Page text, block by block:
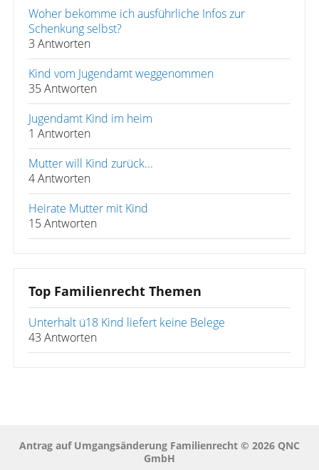
Woher bekomme ich ausführliche Infos zur
Schenkung selbst?
3 Antworten
Kind vom Jugendamt weggenommen
35 Antworten
Jugendamt Kind im heim
1 Antworten
Mutter will Kind zurück...
4 Antworten
Heirate Mutter mit Kind
15 Antworten
Top Familienrecht Themen
Unterhalt ü18 Kind liefert keine Belege
43 Antworten
Antrag auf Umgangsänderung Familienrecht © 2026 QNC
GmbH